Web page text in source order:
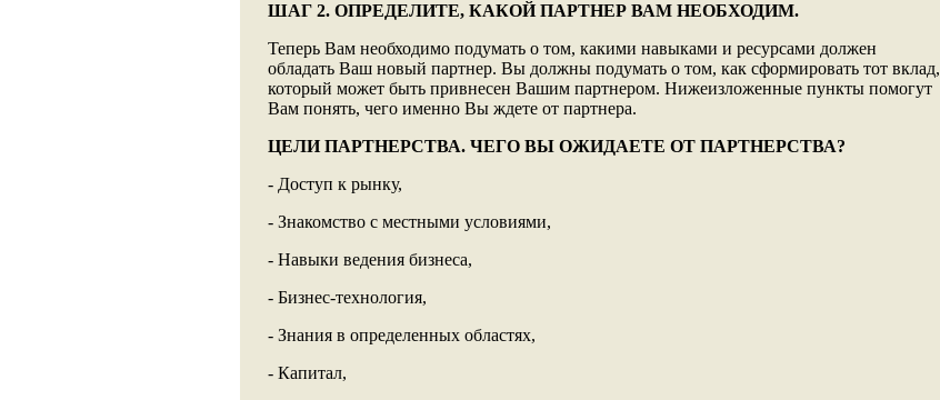
ШАГ 2. ОПРЕДЕЛИТЕ, КАКОЙ ПАРТНЕР ВАМ НЕОБХОДИМ.
Теперь Вам необходимо подумать о том, какими навыками и ресурсами должен
обладать Ваш новый партнер. Вы должны подумать о том, как сформировать тот вклад,
который может быть привнесен Вашим партнером. Нижеизложенные пункты помогут
Вам понять, чего именно Вы ждете от партнера.
ЦЕЛИ ПАРТНЕРСТВА. ЧЕГО ВЫ ОЖИДАЕТЕ ОТ ПАРТНЕРСТВА?
- Доступ к рынку,
- Знакомство с местными условиями,
- Навыки ведения бизнеса,
- Бизнес-технология,
- Знания в определенных областях,
- Капитал,